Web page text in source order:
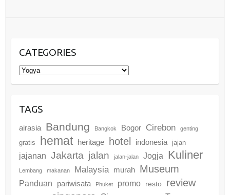
CATEGORIES
Categories
TAGS
airasia Bandung Bangkok Bogor Cirebon genting
gratis hemat heritage hotel indonesia jajan
jajanan Jakarta jalan jalan-jalan Jogja Kuliner
Lembang makanan Malaysia murah Museum
Panduan pariwisata Phuket promo resto review